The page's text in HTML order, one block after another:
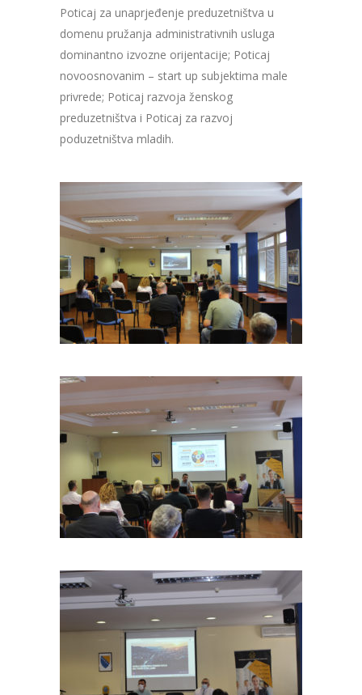
Poticaj za unaprjeđenje preduzetništva u
domenu pružanja administrativnih usluga
dominantno izvozne orijentacije; Poticaj
novoosnovanim – start up subjektima male
privrede; Poticaj razvoja ženskog
preduzetništva i Poticaj za razvoj
poduzetništva mladih.